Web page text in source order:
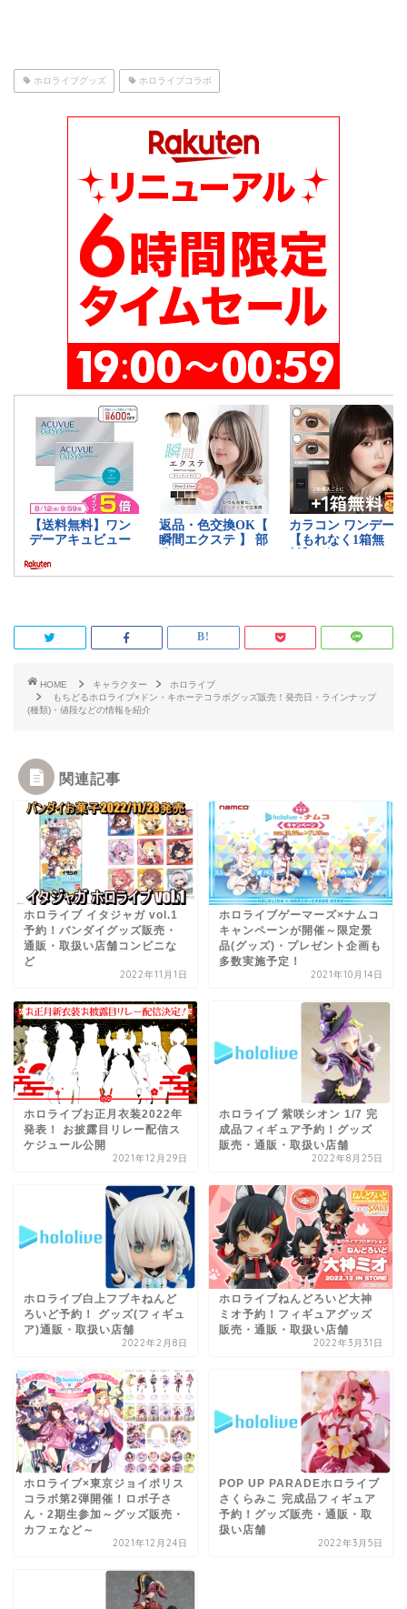
ホロライブグッズ ホロライブコラボ
HOME キャラクター
ホロライブ
もちどるホロライブ×ドン・キホーテコラボグッズ販売！発売日・ラインナップ
(種類)・値段などの情報を紹介
関連記事
ホロライブ イタジャガ vol.1
予約！バンダイグッズ販売・
通販・取扱い店舗コンビニな
ど
2022年11月1日
ホロライブゲーマーズ×ナムコ
キャンペーンが開催～限定景
品(グッズ)・プレゼント企画も
多数実施予定！
2021年10月14日
ホロライブお正月衣装2022年
発表！ お披露目リレー配信ス
ケジュール公開
2021年12月29日
ホロライブ 紫咲シオン 1/7 完
成品フィギュア予約！グッズ
販売・通販・取扱い店舗
2022年8月25日
ホロライブ白上フブキねんど
ろいど予約！ グッズ(フィギュ
ア)通販・取扱い店舗
2022年2月8日
ホロライブねんどろいど大神
ミオ予約！フィギュアグッズ
販売・通販・取扱い店舗
2022年3月31日
ホロライブ×東京ジョイポリス
コラボ第2弾開催！ロボ子さ
ん・2期生参加～グッズ販売・
カフェなど～
2021年12月24日
POP UP PARADEホロライブ
さくらみこ 完成品フィギュア
予約！グッズ販売・通販・取
扱い店舗
2022年3月5日